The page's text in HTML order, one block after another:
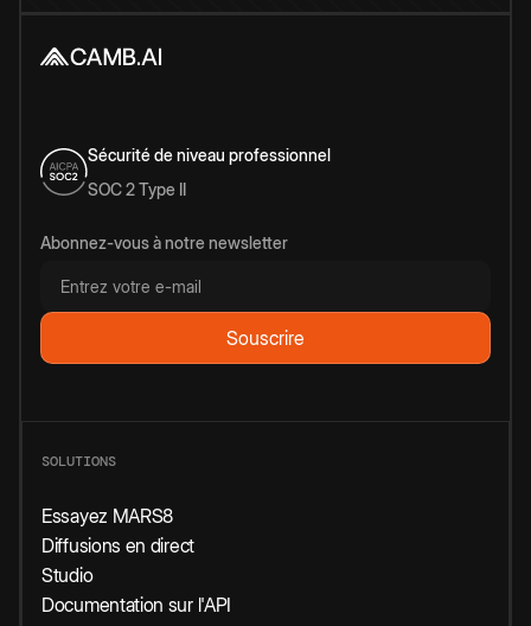
Sécurité de niveau professionnel
SOC 2 Type II
Abonnez-vous à notre newsletter
SOLUTIONS
Essayez MARS8
Diffusions en direct
Studio
Documentation sur l'API